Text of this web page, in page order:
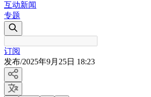
互动新闻
专题
订阅
发布/2025年9月25日 18:23